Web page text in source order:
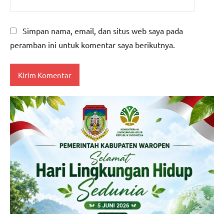
Simpan nama, email, dan situs web saya pada
peramban ini untuk komentar saya berikutnya.